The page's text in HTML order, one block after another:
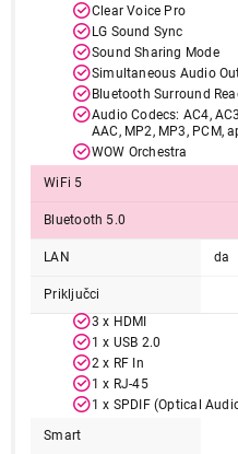
Clear Voice Pro
LG Sound Sync
Sound Sharing Mode
Simultaneous Audio
Bluetooth Surround
Audio Codecs: AC4,
AAC, MP2, MP3, PCM,
WOW Orchestra
WiFi 5
Bluetooth 5.0
LAN da
Priključci
3 x HDMI
1 x USB 2.0
2 x RF In
1 x RJ-45
1 x SPDIF (Optical
Smart
TELEVIZORI
LG 55UA75003LA
Proizvod je dodat u
Ukupno u korpi:
Nastavi
Završi